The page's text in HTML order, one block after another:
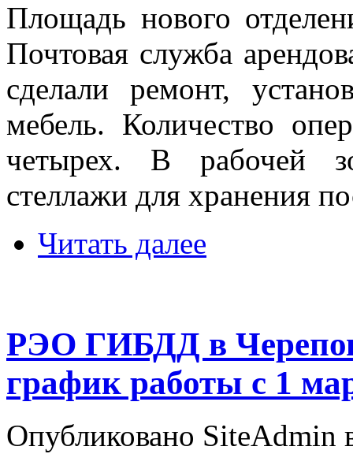
Площадь нового
Почтовая служба
сделали ремонт,
мебель. Количество
четырех. В рабочей
стеллажи для хранения
Читать далее
РЭО ГИБДД в
график работы с 1
Опубликовано SiteAdmin